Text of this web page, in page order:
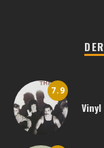
7.9
Vinyl